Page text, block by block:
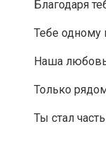
Благодаря
Тебе
Наша
Только
Ты стал